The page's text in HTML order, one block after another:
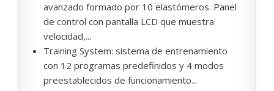
avanzado formado por 10 elastómeros. Panel
de control con pantalla LCD que muestra
velocidad,...
Training System: sistema de entrenamiento
con 12 programas predefinidos y 4 modos
preestablecidos de funcionamiento...